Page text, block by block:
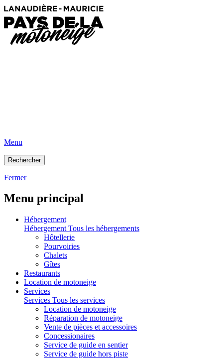
Menu
Rechercher
Fermer
Menu principal
Hébergement
Hébergement Tous les hébergements
Hôtellerie
Pourvoiries
Chalets
Gîtes
Restaurants
Location de motoneige
Services
Services Tous les services
Location de motoneige
Réparation de motoneige
Vente de pièces et accessoires
Concessionaires
Service de guide en sentier
Service de guide hors piste